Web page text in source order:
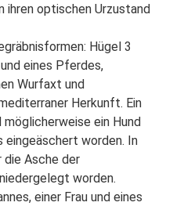
ihren optischen Urzustand
Hügel 3
eines Pferdes,
Wurfaxt und
Herkunft. Ein
möglicherweise ein Hund
eingeäschert worden. In
die Asche der
worden.
einer Frau und eines